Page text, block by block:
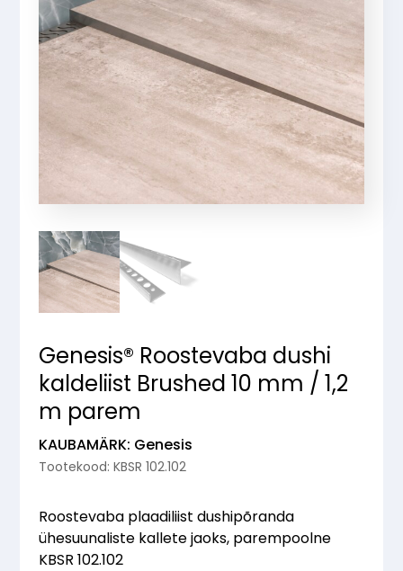
Genesis® Roostevaba dushi
kaldeliist Brushed 10 mm / 1,2
m parem
KAUBAMÄRK: Genesis
Tootekood: KBSR 102.102
Roostevaba plaadiliist dushipõranda
ühesuunaliste kallete jaoks, parempoolne
KBSR 102.102